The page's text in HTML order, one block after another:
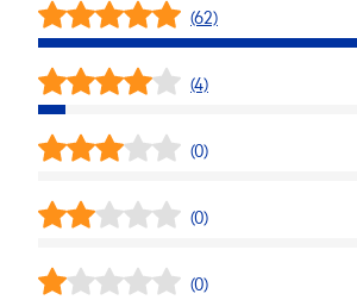
(62)
(4)
(0)
(0)
(0)